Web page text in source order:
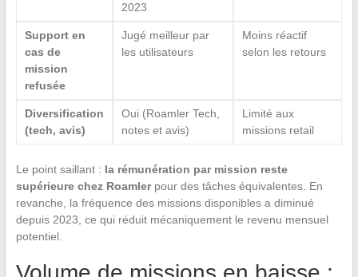
2023
Support en
cas de
mission
refusée
Jugé meilleur par
les utilisateurs
Moins réactif
selon les retours
Diversification
(tech, avis)
Oui (Roamler Tech,
notes et avis)
Limité aux
missions retail
Le point saillant : la rémunération par mission reste
supérieure chez Roamlerpour des tâches équivalentes. En
revanche, la fréquence des missions disponibles a diminué
depuis 2023, ce qui réduit mécaniquement le revenu mensuel
potentiel.